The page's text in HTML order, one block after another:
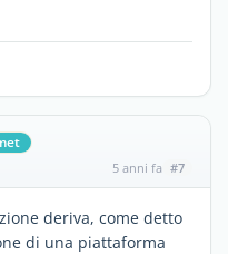
5 anni fa #7
deriva, come detto
di una piattaforma